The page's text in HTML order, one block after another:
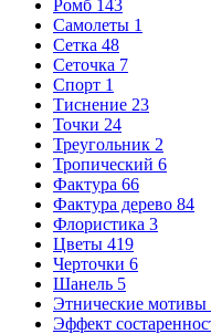
Ромб 143
Самолеты 1
Сетка 48
Сеточка 7
Спорт 1
Тиснение 23
Точки 24
Треугольник 2
Тропический 6
Фактура 66
Фактура дерево 84
Флористика 3
Цветы 419
Черточки 6
Шанель 5
Этнические мотивы
Эффект